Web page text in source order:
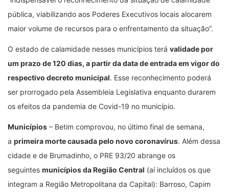
pública, viabilizando aos Poderes Executivos locais alocarem
maior volume de recursos para o enfrentamento da situação”.
O estado de calamidade nesses municípios terá validade por
um prazo de 120 dias, a partir da data de entrada em vigor do
respectivo decreto municipal. Esse reconhecimento poderá
ser prorrogado pela Assembleia Legislativa enquanto durarem
os efeitos da pandemia de Covid-19 no município.
Municípios – Betim comprovou, no último final de semana,
a primeira morte causada pelo novo coronavírus. Além dessa
cidade e de Brumadinho, o PRE 93/20 abrange os
seguintes municípios da Região Central (aí incluídos os que
integram a Região Metropolitana da Capital): Barroso, Capim